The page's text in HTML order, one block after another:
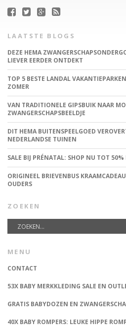
LAATSTE BLOGS
DEZE HEMA
LIEVER EERDER ONTDEKT
TOP 5 BESTE LANDAL
ZOMER
VAN TRADITIONELE GIPSBUIK NAAR
ZWANGERSCHAPSBEELDJE
DIT HEMA BUITENSPEELGOED
NEDERLANDSE TUINEN
SALE BIJ PRÉNATAL: SHOP NU TOT
ORIGINEEL BRIEVENBUS
OUDERS
ZOEKEN
MENU
CONTACT
53X BABY MERKKLEDING SALE EN
GRATIS BABYDOZEN EN
40X BABY ROMPERS: LEUKE HIPPE